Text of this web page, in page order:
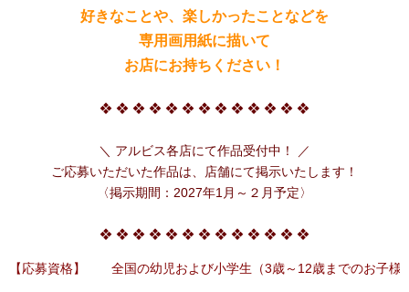
好きなことや、楽しかったことなどを
専用画用紙に描いて
お店にお持ちください！
❖ ❖ ❖ ❖ ❖ ❖ ❖ ❖ ❖ ❖ ❖ ❖ ❖
＼ アルビス各店にて作品受付中！ ／
ご応募いただいた作品は、店舗にて掲示いたします！
〈掲示期間：2027年1月～２月予定〉
❖ ❖ ❖ ❖ ❖ ❖ ❖ ❖ ❖ ❖ ❖ ❖ ❖
【応募資格】 全国の幼児および小学生（3歳～12歳までのお子様